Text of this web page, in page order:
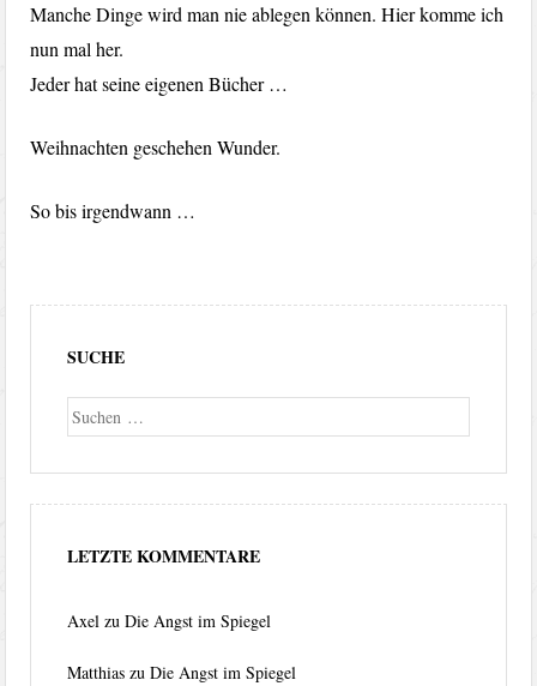
Manche Dinge wird man nie ablegen können. Hier komme ich
nun mal her.
Jeder hat seine eigenen Bücher …
Weihnachten geschehen Wunder.
So bis irgendwann …
SUCHE
Suche
LETZTE KOMMENTARE
Axel zuDie Angst im Spiegel
Matthias zuDie Angst im Spiegel